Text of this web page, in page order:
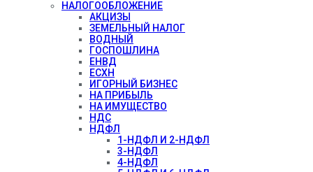
НАЛОГООБЛОЖЕНИЕ
АКЦИЗЫ
ЗЕМЕЛЬНЫЙ НАЛОГ
ВОДНЫЙ
ГОСПОШЛИНА
ЕНВД
ЕСХН
ИГОРНЫЙ БИЗНЕС
НА ПРИБЫЛЬ
НА ИМУЩЕСТВО
НДС
НДФЛ
1-НДФЛ И 2-НДФЛ
3-НДФЛ
4-НДФЛ